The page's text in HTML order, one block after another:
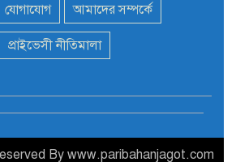
মন্ত্রী এমপিদের দেশত্যাগের
হিড়িক : নিরাপদ আশ্রয়ে
বাস ড্রাইভার নিকোলাস মাদুরো
প্রেসিডেন্ট
যোগাযোগ আমাদের সম্পর্কে
প্রাইভেসী নীতিমালা
By www.paribahanjagot.com